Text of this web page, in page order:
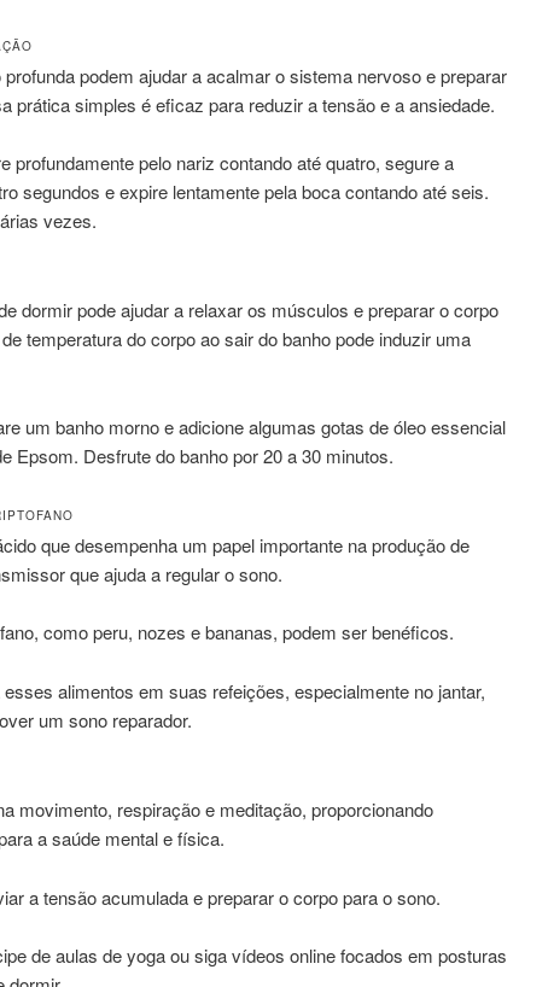
podem ajudar a acalmar o sistema nervoso e preparar
prática simples é eficaz para reduzir a tensão e a ansiedade.
profundamente pelo nariz contando até quatro, segure a
segundos e expire lentamente pela boca contando até seis.
vezes.
dormir pode ajudar a relaxar os músculos e preparar o corpo
temperatura do corpo ao sair do banho pode induzir uma
um banho morno e adicione algumas gotas de óleo essencial
Epsom. Desfrute do banho por 20 a 30 minutos.
que desempenha um papel importante na produção de
que ajuda a regular o sono.
como peru, nozes e bananas, podem ser benéficos.
alimentos em suas refeições, especialmente no jantar,
um sono reparador.
movimento, respiração e meditação, proporcionando
a saúde mental e física.
a tensão acumulada e preparar o corpo para o sono.
de aulas de yoga ou siga vídeos online focados em posturas